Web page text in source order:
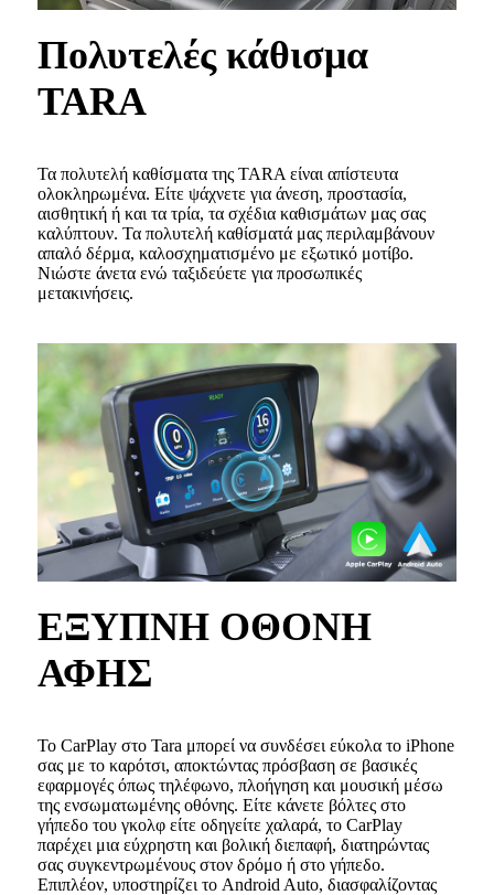
Πολυτελές κάθισμα
TARA
Τα πολυτελή καθίσματα της TARA είναι απίστευτα
ολοκληρωμένα. Είτε ψάχνετε για άνεση, προστασία,
αισθητική ή και τα τρία, τα σχέδια καθισμάτων μας σας
καλύπτουν. Τα πολυτελή καθίσματά μας περιλαμβάνουν
απαλό δέρμα, καλοσχηματισμένο με εξωτικό μοτίβο.
Νιώστε άνετα ενώ ταξιδεύετε για προσωπικές
μετακινήσεις.
ΕΞΥΠΝΗ ΟΘΟΝΗ
ΑΦΗΣ
Το CarPlay στο Tara μπορεί να συνδέσει εύκολα το iPhone
σας με το καρότσι, αποκτώντας πρόσβαση σε βασικές
εφαρμογές όπως τηλέφωνο, πλοήγηση και μουσική μέσω
της ενσωματωμένης οθόνης. Είτε κάνετε βόλτες στο
γήπεδο του γκολφ είτε οδηγείτε χαλαρά, το CarPlay
παρέχει μια εύχρηστη και βολική διεπαφή, διατηρώντας
σας συγκεντρωμένους στον δρόμο ή στο γήπεδο.
Επιπλέον, υποστηρίζει το Android Auto, διασφαλίζοντας